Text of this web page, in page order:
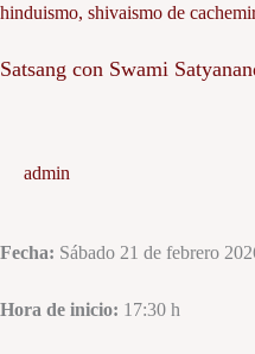
Satsang con Swami
admin
Fecha: Sábado 21 de febrero
Hora de inicio: 17:30 h
con
Satyananda